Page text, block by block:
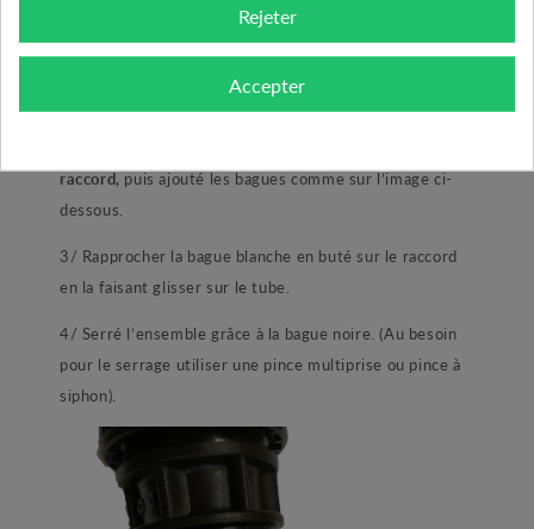
Pour bien monter ce raccord voici une procédure
simple,
1/ démonté la bague noire du raccord.
raccord,puis ajouté les bagues comme sur l’image ci-
dessous.
3/ Rapprocher la bague blanche en buté sur le raccord
en la faisant glisser sur le tube.
4/ Serré l’ensemble grâce à la bague noire. (Au besoin
pour le serrage utiliser une pince multiprise ou pince à
siphon).
Rejeter
Accepter